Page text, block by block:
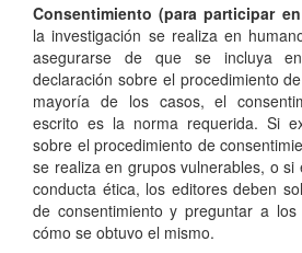
Consentimiento (para participar
la investigación se realiza en
asegurarse de que se incluya
declaración sobre el procedimiento
mayoría de los casos, el
escrito es la norma requerida. Si
sobre el procedimiento de
se realiza en grupos vulnerables, o si
conducta ética, los editores deben
de consentimiento y preguntar a los
cómo se obtuvo el mismo.